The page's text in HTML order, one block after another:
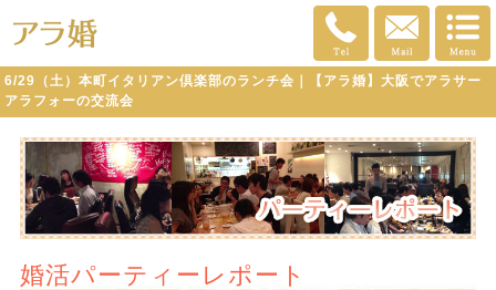
6/29（土）本町イタリアン倶楽部のランチ会｜【アラ婚】大阪でアラサー
アラフォーの交流会
婚活パーティーレポート